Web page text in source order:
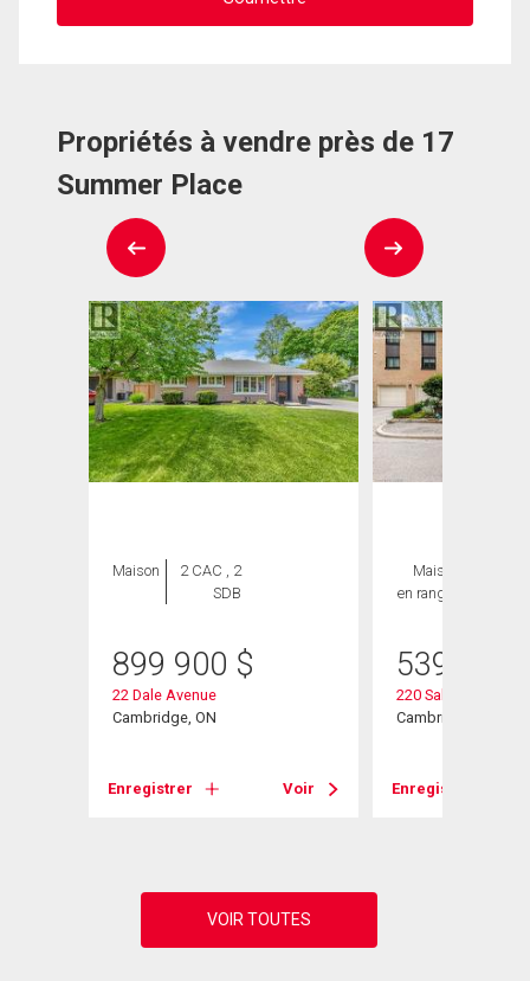
Propriétés à vendre près de 17
Summer Place
Maison
2 CAC , 2
SDB
899 900 $
22 Dale Avenue
Cambridge, ON
Enregistrer Voir
Maison
en rangée
539 900
220 Salisbury
Cambridge, ON
Enregistrer